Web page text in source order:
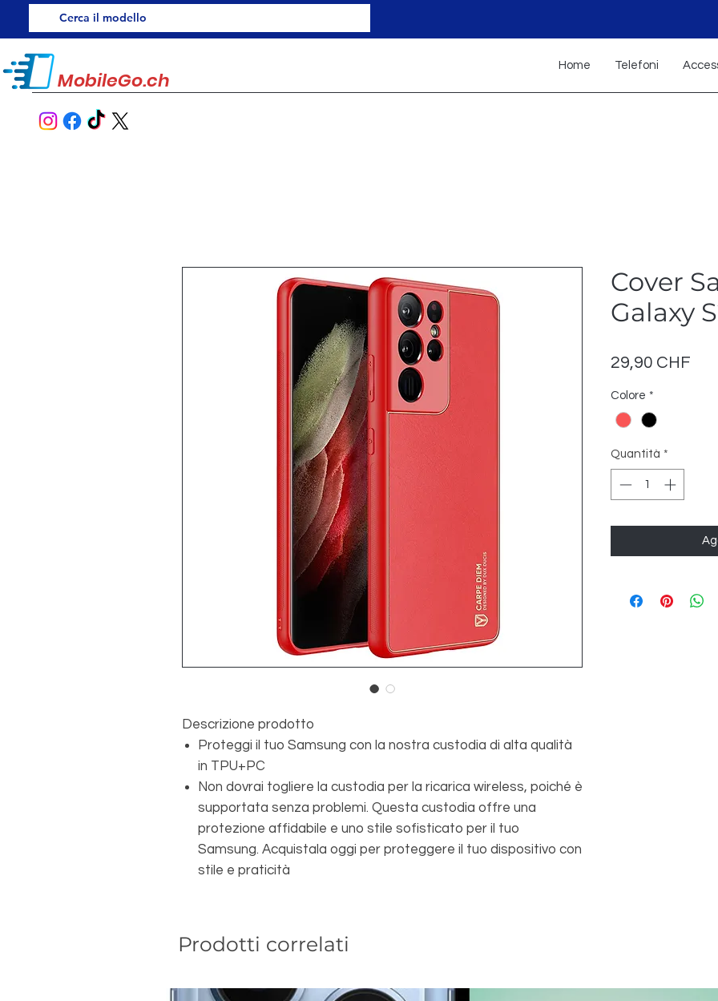
MobileGo.ch
Home Telefoni
Descrizione prodotto
Proteggi il tuo Samsung con la nostra custodia di alta qualità
in TPU+PC
Non dovrai togliere la custodia per la ricarica wireless, poiché è
supportata senza problemi. Questa custodia offre una
protezione affidabile e uno stile sofisticato per il tuo
Samsung. Acquistala oggi per proteggere il tuo dispositivo con
stile e praticità
Cover
Galaxy
29,90 CHF
Colore *
Quantità *
Prodotti correlati